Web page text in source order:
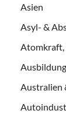
Asien
Asyl- &
Ausbildung
Australien